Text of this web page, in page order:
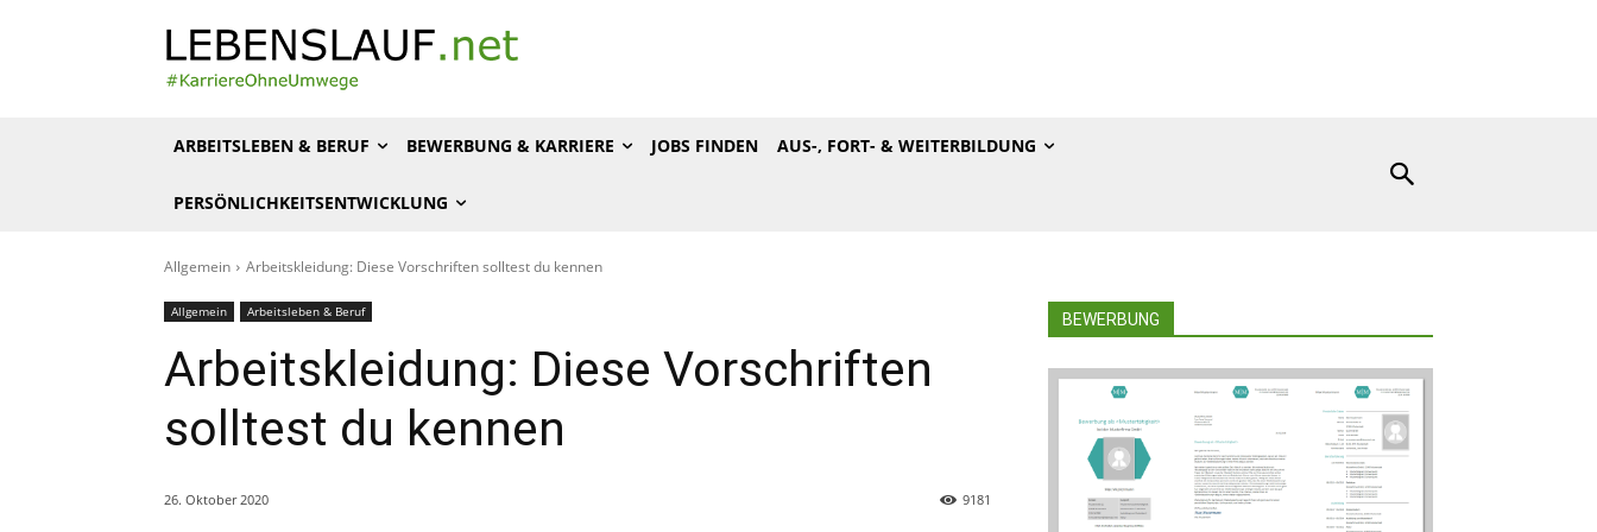
ARBEITSLEBEN & BERUF BEWERBUNG & KARRIERE JOBS FINDEN AUS-, FORT- & WEITERBILDUNG
PERSÖNLICHKEITSENTWICKLUNG
Allgemein Arbeitskleidung: Diese Vorschriften solltest du kennen
Allgemein Arbeitsleben & Beruf
Arbeitskleidung: Diese Vorschriften
solltest du kennen
26. Oktober 2020 9181
BEWERBUNG